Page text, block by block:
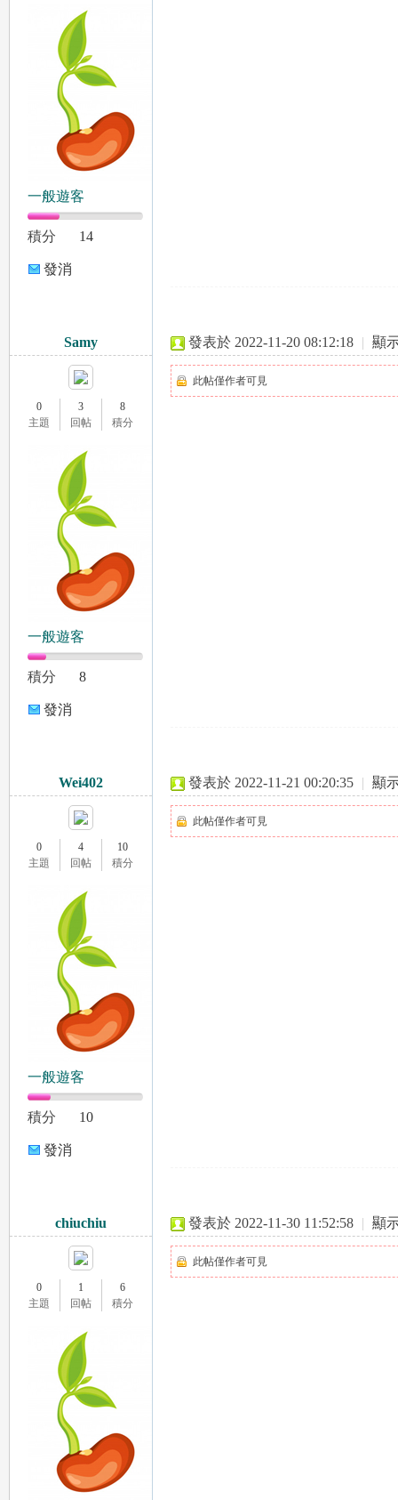
一般遊客
積分 14
發消
Samy
0
主題
3
回帖
8
積分
一般遊客
積分 8
發消
發表於 2022-11-20 08:12:18 | 顯
此帖僅作者可見
Wei402
0
主題
4
回帖
10
積分
一般遊客
積分 10
發消
發表於 2022-11-21 00:20:35 | 顯
此帖僅作者可見
chiuchiu
0
主題
1
回帖
6
積分
發表於 2022-11-30 11:52:58 | 顯
此帖僅作者可見